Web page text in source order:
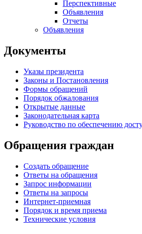
Перспективные
Объявления
Отчеты
Объявления
Документы
Указы президента
Законы и Постановления
Формы обращений
Порядок обжалования
Открытые данные
Законодательная карта
Руководство по обеспечению
Обращения граждан
Создать обращение
Ответы на обращения
Запрос информации
Ответы на запросы
Интернет-приемная
Порядок и время приема
Технические условия